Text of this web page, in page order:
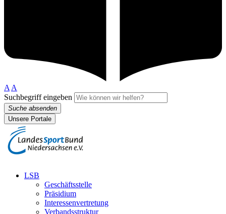
A A
Suchbegriff eingeben
Suche absenden
Unsere Portale
LSB
Geschäftsstelle
Präsidium
Interessenvertretung
Verbandsstruktur